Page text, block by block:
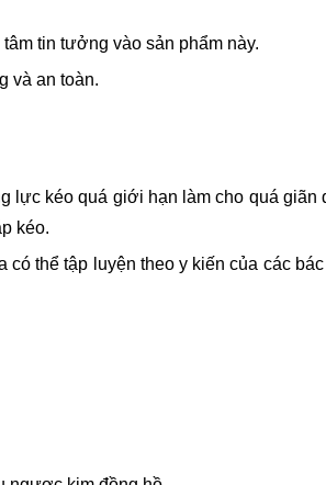
tin tưởng vào sản phẩm này.
và an toàn.
lực kéo quá giới hạn làm cho quá giãn
kéo.
thể tập luyện theo y kiến của các